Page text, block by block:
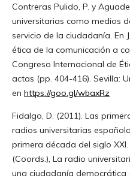
Contreras Pulido, P. y
universitarias como medios
servicio de la ciudadanía. En
ética de la comunicación a
Congreso Internacional de
actas (pp. 404-416). Sevilla:
en https://goo.gl/wbaxRz
Fidalgo, D. (2011). Las
radios universitarias
primera década del siglo XXI.
(Coords.), La radio
una ciudadanía democrática